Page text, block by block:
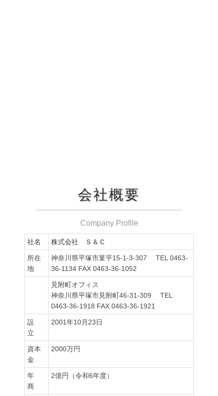
会社概要
Company Profile
社名 株式会社 Ｓ＆Ｃ
所在
地
神奈川県平塚市菫平15-1-3-307 TEL 0463-
36-1134 FAX 0463-36-1052
見附町オフィス
神奈川県平塚市見附町46-31-309 TEL
0463-36-1918 FAX 0463-36-1921
設
立
2001年10月23日
資本
金
2000万円
年
商
2億円（令和6年度）